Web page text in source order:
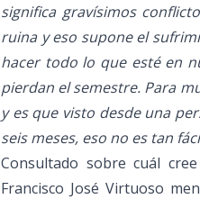
significa gravísimos
ruina y eso supone el
hacer todo lo que esté en
pierdan el semestre. Para
y es que visto desde una
seis meses, eso no es tan
Consultado sobre cuál
Francisco José Virtuoso